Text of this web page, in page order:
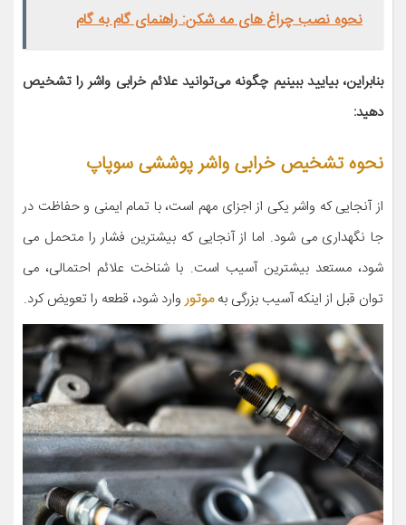
نحوه نصب چراغ های مه شکن: راهنمای گام به گام
بنابراین، بیایید ببینیم چگونه می‌توانید علائم خرابی واشر را تشخیص
دهید:
نحوه تشخیص خرابی واشر پوششی سوپاپ
از آنجایی که واشر یکی از اجزای مهم است، با تمام ایمنی و حفاظت در
جا نگهداری می شود. اما از آنجایی که بیشترین فشار را متحمل می
شود، مستعد بیشترین آسیب است. با شناخت علائم احتمالی، می
توان قبل از اینکه آسیب بزرگی بهموتوروارد شود، قطعه را تعویض کرد.